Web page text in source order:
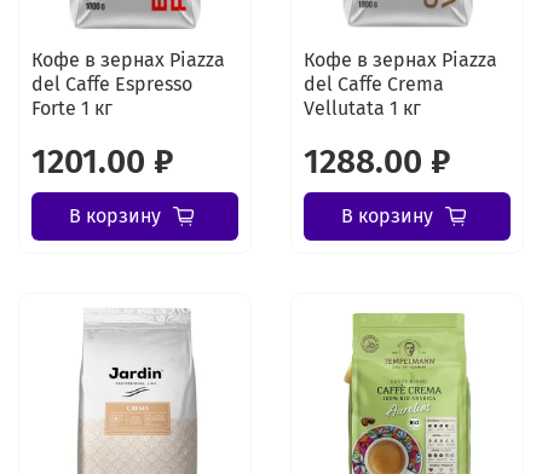
Кофе в зернах Piazza
del Caffe Espresso
Forte 1 кг
1201.00 ₽
В корзину
Кофе в зернах Piazza
del Caffe Crema
Vellutata 1 кг
1288.00 ₽
В корзину